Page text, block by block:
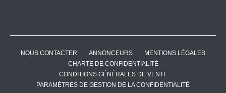
NOUS CONTACTER ANNONCEURS
MENTIONS LÉGALES
CHARTE DE CONFIDENTIALITÉ
CONDITIONS GÉNÉRALES DE VENTE
PARAMÈTRES DE GESTION DE LA CONFIDENTIALITÉ